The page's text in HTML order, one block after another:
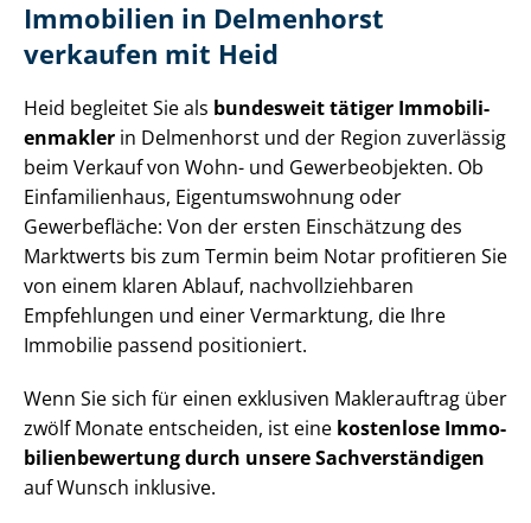
Immobilien in Delmenhorst
verkaufen mit Heid
Heid begleitet Sie als bundesweit tätiger Im­mo­bi­li­
en­mak­ler in Delmenhorst und der Region zuverlässig
beim Verkauf von Wohn- und Gewerbeobjekten. Ob
Einfamilienhaus, Ei­gen­tums­woh­nung oder
Gewerbefläche: Von der ersten Einschätzung des
Marktwerts bis zum Termin beim Notar profitieren Sie
von einem klaren Ablauf, nach­voll­zieh­ba­ren
Empfehlungen und einer Vermarktung, die Ihre
Immobilie passend positioniert.
Wenn Sie sich für einen exklusiven Maklerauftrag über
zwölf Monate entscheiden, ist eine kostenlose Im­mo­
bi­li­en­be­wer­tung durch unsere Sach­ver­stän­di­gen
auf Wunsch inklusive.